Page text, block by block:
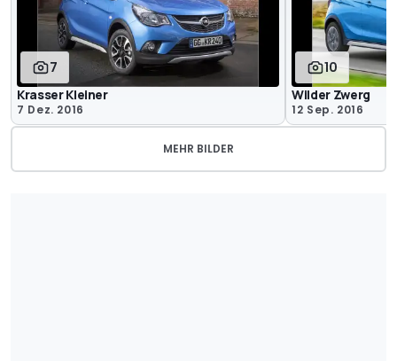
7
Krasser Kleiner
7 Dez. 2016
10
Wilder Zwerg
12 Sep. 2016
MEHR BILDER